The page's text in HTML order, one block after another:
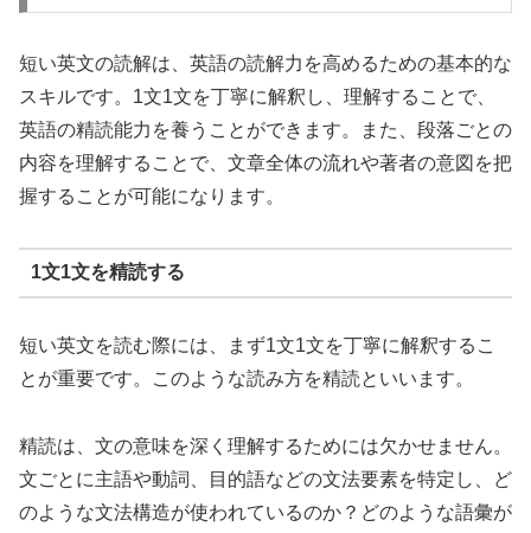
短い英文の読解は、英語の読解力を高めるための基本的な
スキルです。1文1文を丁寧に解釈し、理解することで、
英語の精読能力を養うことができます。また、段落ごとの
内容を理解することで、文章全体の流れや著者の意図を把
握することが可能になります。
1文1文を精読する
短い英文を読む際には、まず1文1文を丁寧に解釈するこ
とが重要です。このような読み方を精読といいます。
精読は、文の意味を深く理解するためには欠かせません。
文ごとに主語や動詞、目的語などの文法要素を特定し、ど
のような文法構造が使われているのか？どのような語彙が